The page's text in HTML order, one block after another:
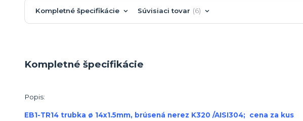
Kompletné špecifikácie Súvisiaci tovar 6
Kompletné špecifikácie
Popis:
EB1-TR14 trubka ø 14x1.5mm, brúsená nerez K320 /AISI304; cena za kus